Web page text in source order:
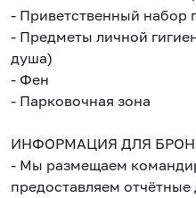
- Приветственный набор
- Предметы личной
душа)
- Фен
- Парковочная зона
ИНФОРМАЦИЯ ДЛЯ
- Мы размещаем
предоставляем